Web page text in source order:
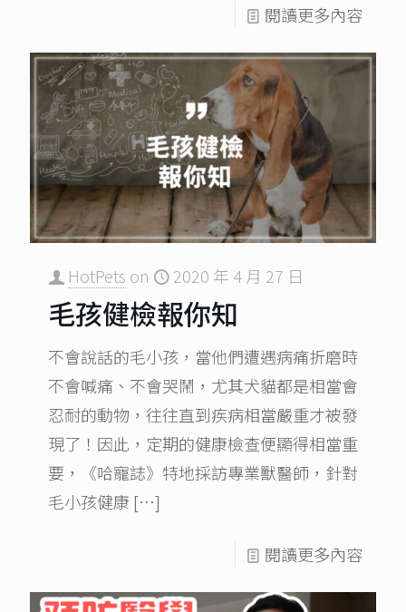
閱讀更多內容
HotPets on 2020 年 4 月 27 日
毛孩健檢報你知
不會說話的毛小孩，當他們遭遇病痛折磨時
不會喊痛、不會哭鬧，尤其犬貓都是相當會
忍耐的動物，往往直到疾病相當嚴重才被發
現了！因此，定期的健康檢查便顯得相當重
要，《哈寵誌》特地採訪專業獸醫師，針對
毛小孩健康 […]
閱讀更多內容